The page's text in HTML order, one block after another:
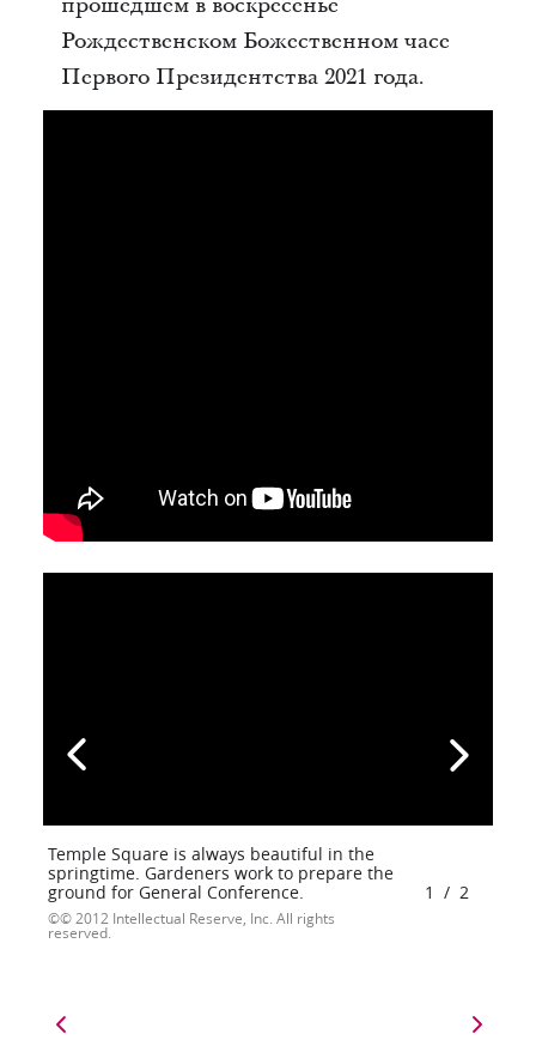
Рождественском Божественном часе
Первого Президентства 2021 года.
Temple Square is always beautiful in the
springtime. Gardeners work to prepare the
ground for General Conference.
© 2012 Intellectual Reserve, Inc. All rights
reserved.
1 / 2